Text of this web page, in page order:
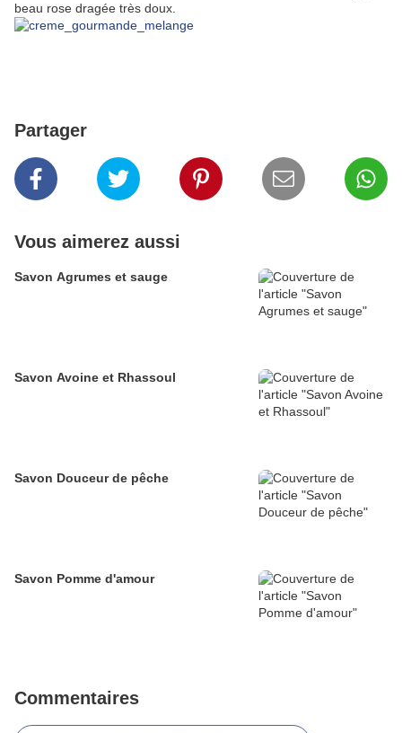
beau rose dragée très doux.
Partager
Vous aimerez aussi
Savon Agrumes et sauge
Savon Avoine et Rhassoul
Savon Douceur de pêche
Savon Pomme d'amour
Commentaires